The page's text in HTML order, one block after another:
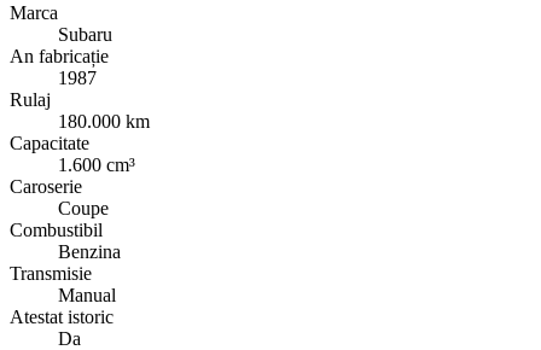
Marca
Subaru
An fabricație
1987
Rulaj
180.000 km
Capacitate
1.600 cm³
Caroserie
Coupe
Combustibil
Benzina
Transmisie
Manual
Atestat istoric
Da